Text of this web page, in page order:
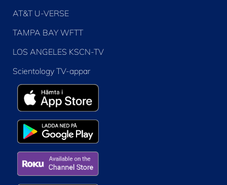
AT&T U-VERSE
TAMPA BAY WFTT
LOS ANGELES KSCN-TV
Scientology TV-appar